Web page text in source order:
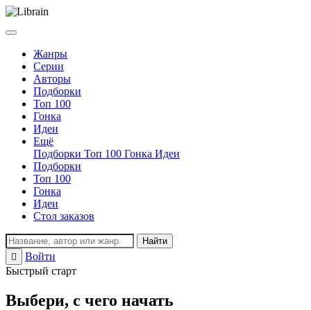
Жанры
Серии
Авторы
Подборки
Топ 100
Гонка
Идеи
Ещё
Подборки Топ 100 Гонка Идеи
Подборки
Топ 100
Гонка
Идеи
Стол заказов
Найти
Войти
Быстрый старт
Выбери, с чего начать